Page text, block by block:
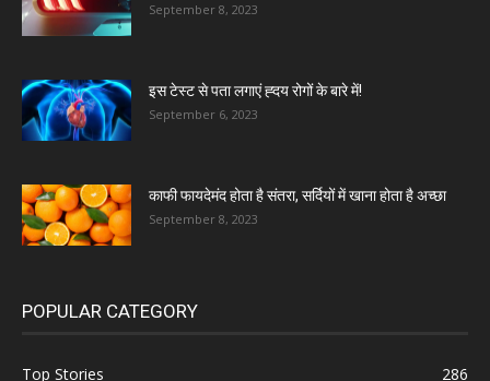
September 8, 2023
इस टेस्ट से पता लगाएं ह्दय रोगों के बारे में!
September 6, 2023
काफी फायदेमंद होता है संतरा, सर्दियों में खाना होता है अच्छा
September 8, 2023
POPULAR CATEGORY
Top Stories
286